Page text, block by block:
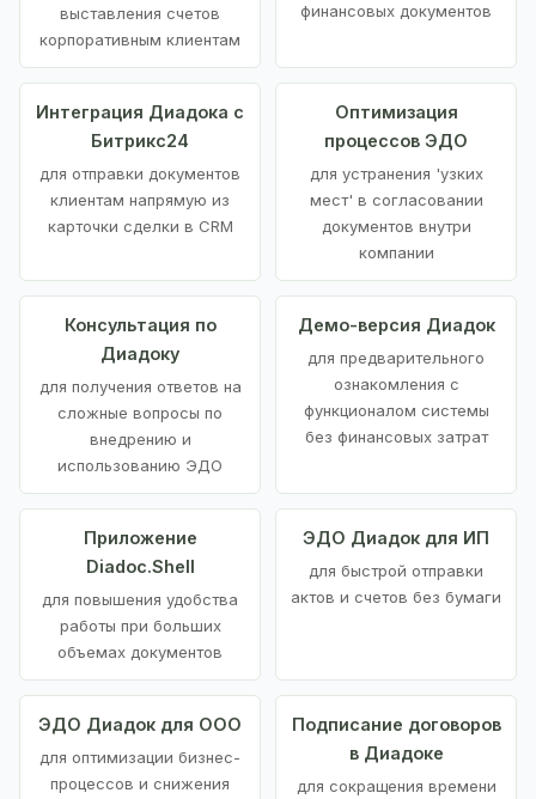
выставления счетов
корпоративным клиентам
финансовых документов
Интеграция Диадока с
Битрикс24
для отправки документов
клиентам напрямую из
карточки сделки в CRM
Оптимизация
процессов ЭДО
для устранения 'узких
мест' в согласовании
документов внутри
компании
Консультация по
Диадоку
для получения ответов на
сложные вопросы по
внедрению и
использованию ЭДО
Демо-версия Диадок
для предварительного
ознакомления с
функционалом системы
без финансовых затрат
Приложение
Diadoc.Shell
для повышения удобства
работы при больших
объемах документов
ЭДО Диадок для ИП
для быстрой отправки
актов и счетов без бумаги
ЭДО Диадок для ООО
для оптимизации бизнес-
процессов и снижения
Подписание договоров
в Диадоке
для сокращения времени